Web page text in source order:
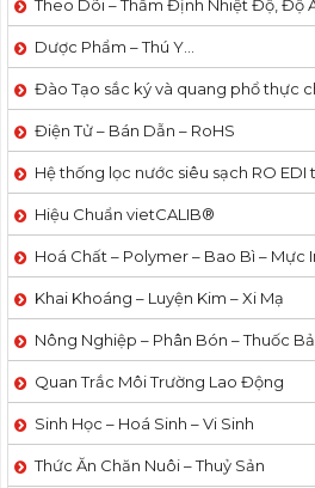
Theo Dõi – Thẩm Định Nhiệt Độ, Độ
Dược Phẩm – Thú Y…
Đào Tạo sắc ký và quang phổ thực
Điện Tử – Bán Dẫn – RoHS
Hệ thống lọc nước siêu sạch RO
Hiệu Chuẩn vietCALIB®
Hoá Chất – Polymer – Bao Bì – Mực
Khai Khoáng – Luyện Kim – Xi Mạ
Nông Nghiệp – Phân Bón – Thuốc
Quan Trắc Môi Trường Lao Động
Sinh Học – Hoá Sinh – Vi Sinh
Thức Ăn Chăn Nuôi – Thuỷ Sản